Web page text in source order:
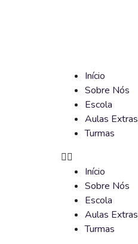
Início
Sobre Nós
Escola
Aulas Extras
Turmas
Início
Sobre Nós
Escola
Aulas Extras
Turmas